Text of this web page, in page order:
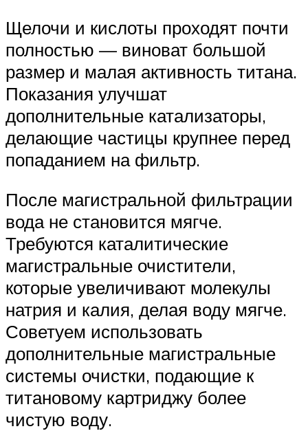
Щелочи и кислоты проходят почти
полностью — виноват большой
размер и малая активность титана.
Показания улучшат
дополнительные катализаторы,
делающие частицы крупнее перед
попаданием на фильтр.
После магистральной фильтрации
вода не становится мягче.
Требуются каталитические
магистральные очистители,
которые увеличивают молекулы
натрия и калия, делая воду мягче.
Советуем использовать
дополнительные магистральные
системы очистки, подающие к
титановому картриджу более
чистую воду.